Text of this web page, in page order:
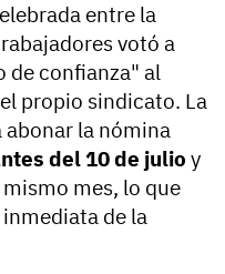
entre la
votó a
de confianza" al
propio sindicato. La
la nómina
del 10 de julio y
mes, lo que
de la